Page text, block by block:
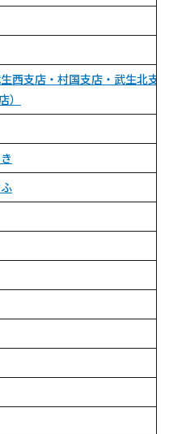
西支店・村国支店・武生北支
）